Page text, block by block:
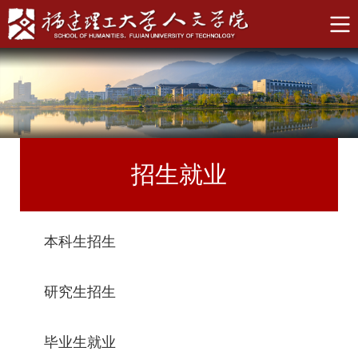
招生就业
本科生招生
研究生招生
毕业生就业